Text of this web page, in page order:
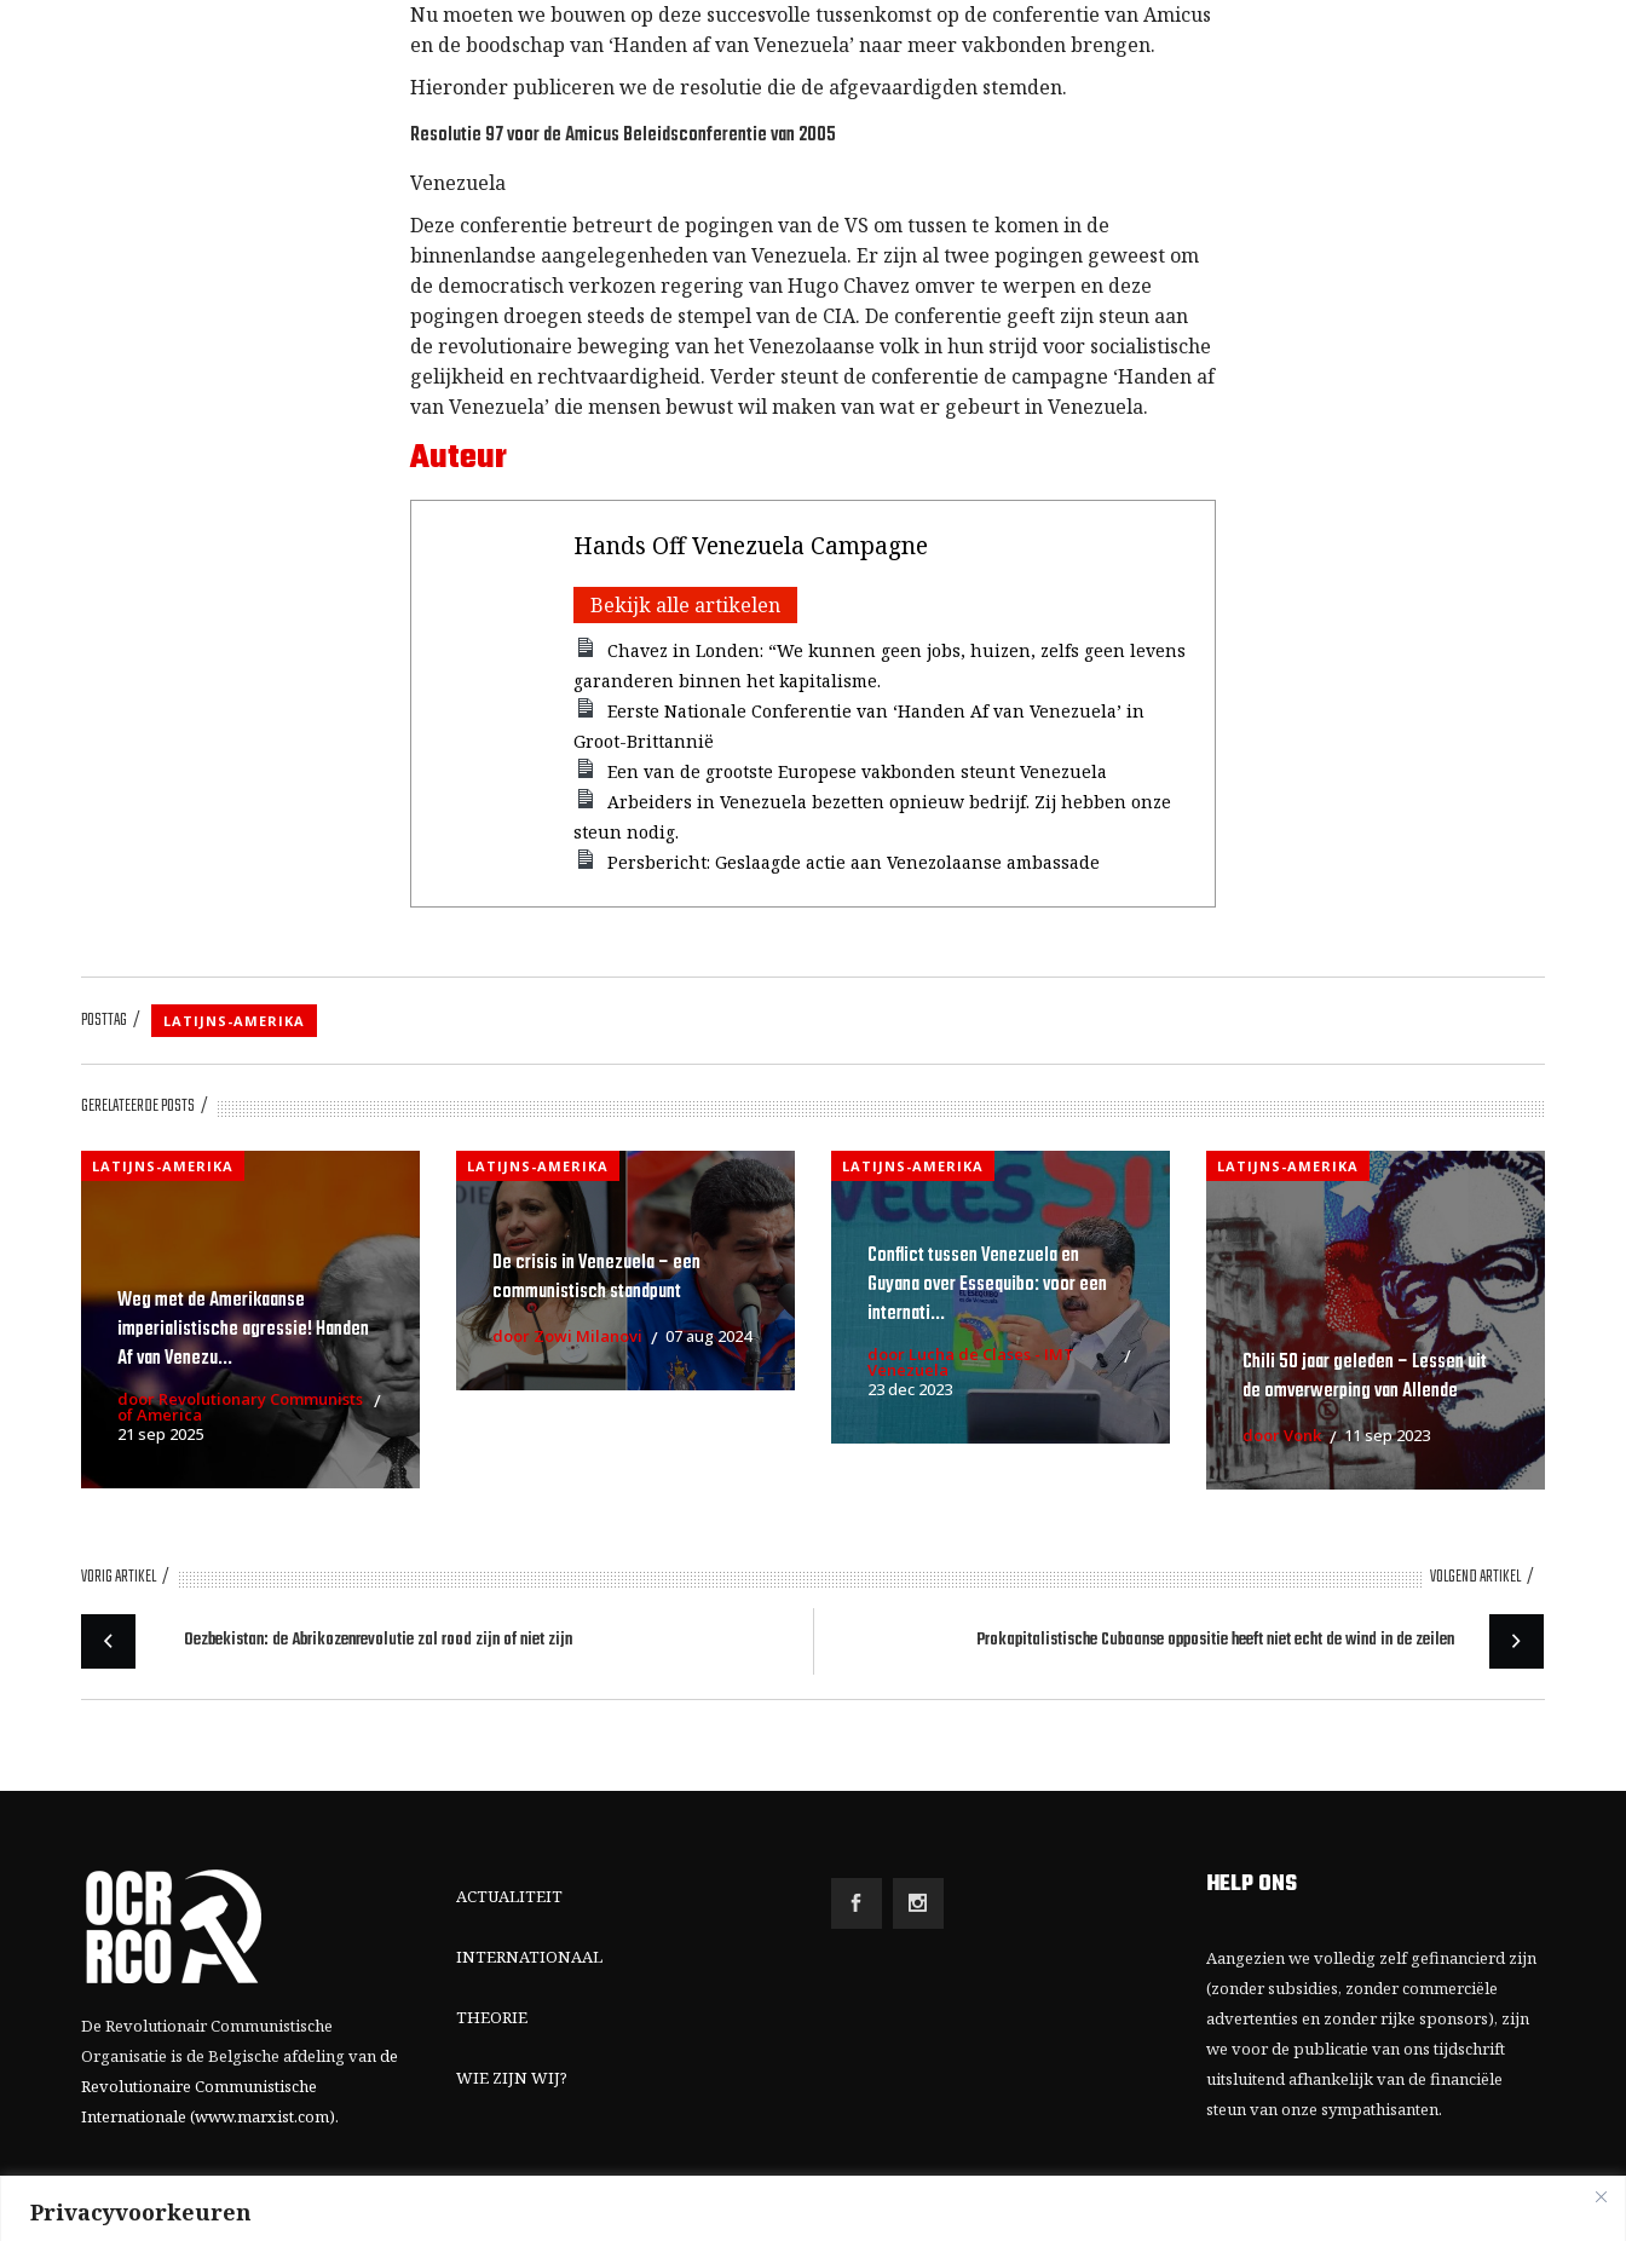
Privacyvoorkeuren
Nu moeten we bouwen op deze succesvolle tussenkomst op de conferentie van Amicus
en de boodschap van ‘Handen af van Venezuela’ naar meer vakbonden brengen.
Hieronder publiceren we de resolutie die de afgevaardigden stemden.
Resolutie 97 voor de Amicus Beleidsconferentie van 2005
Venezuela
Deze conferentie betreurt de pogingen van de VS om tussen te komen in de
binnenlandse aangelegenheden van Venezuela. Er zijn al twee pogingen geweest om
de democratisch verkozen regering van Hugo Chavez omver te werpen en deze
pogingen droegen steeds de stempel van de CIA. De conferentie geeft zijn steun aan
de revolutionaire beweging van het Venezolaanse volk in hun strijd voor socialistische
gelijkheid en rechtvaardigheid. Verder steunt de conferentie de campagne ‘Handen af
van Venezuela’ die mensen bewust wil maken van wat er gebeurt in Venezuela.
Auteur
Hands Off Venezuela Campagne
Bekijk alle artikelen
Chavez in Londen: “We kunnen geen jobs, huizen, zelfs geen levens
garanderen binnen het kapitalisme.
Eerste Nationale Conferentie van ‘Handen Af van Venezuela’ in
Groot-Brittannië
Een van de grootste Europese vakbonden steunt Venezuela
Arbeiders in Venezuela bezetten opnieuw bedrijf. Zij hebben onze
steun nodig.
Persbericht: Geslaagde actie aan Venezolaanse ambassade
POSTTAG LATIJNS-AMERIKA
GERELATEERDE POSTS
LATIJNS-AMERIKA
Weg met de Amerikaanse
imperialistische agressie! Handen
Af van Venezu...
door Revolutionary Communists
of America
21 sep 2025
LATIJNS-AMERIKA
De crisis in Venezuela – een
communistisch standpunt
door Zowi Milanovi 07 aug 2024
LATIJNS-AMERIKA
Conflict tussen Venezuela en
Guyana over Essequibo: voor een
internati...
door Lucha de Clases - IMT
Venezuela
23 dec 2023
LATIJNS-AMERIKA
Chili 50 jaar geleden – Lessen uit
de omverwerping van Allende
door Vonk 11 sep 2023
VORIG ARTIKEL VOLGEND ARTIKEL
Oezbekistan: de Abrikozenrevolutie zal rood zijn of niet zijn Prokapitalistische Cubaanse oppositie heeft niet echt de wind in de zeilen
De Revolutionair Communistische
Organisatie is de Belgische afdeling vande
Revolutionaire Communistische
Internationale (www.marxist.com).
ACTUALITEIT
INTERNATIONAAL
THEORIE
WIE ZIJN WIJ?
HELP ONS
Aangezien we volledig zelf gefinancierd zijn
(zonder subsidies, zonder commerciële
advertenties en zonder rijke sponsors), zijn
we voor de publicatie van ons tijdschrift
uitsluitend afhankelijk van de financiële
steun van onze sympathisanten.
Bij voorbaat dank voor uw solidariteit.